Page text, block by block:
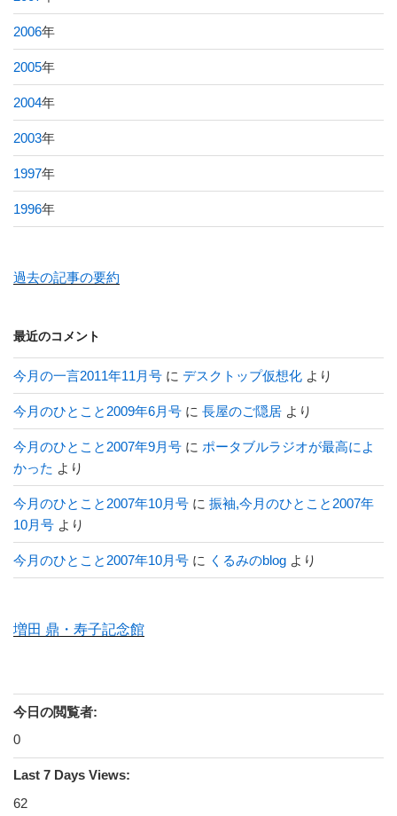
2006年
2005年
2004年
2003年
1997年
1996年
過去の記事の要約
最近のコメント
今月の一言2011年11月号 に デスクトップ仮想化 より
今月のひとこと2009年6月号 に 長屋のご隠居 より
今月のひとこと2007年9月号 に ポータブルラジオが最高によ
かった より
今月のひとこと2007年10月号 に 振袖,今月のひとこと2007年
10月号 より
今月のひとこと2007年10月号 に くるみのblog より
増田 鼎・寿子記念館
今日の閲覧者:
0
Last 7 Days Views:
62